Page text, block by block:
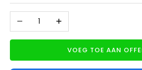
Aantal verlagenAantal verhogen
VOEG TOE AAN